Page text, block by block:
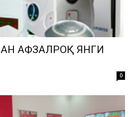
АФЗАЛРОҚ ЯНГИ
0